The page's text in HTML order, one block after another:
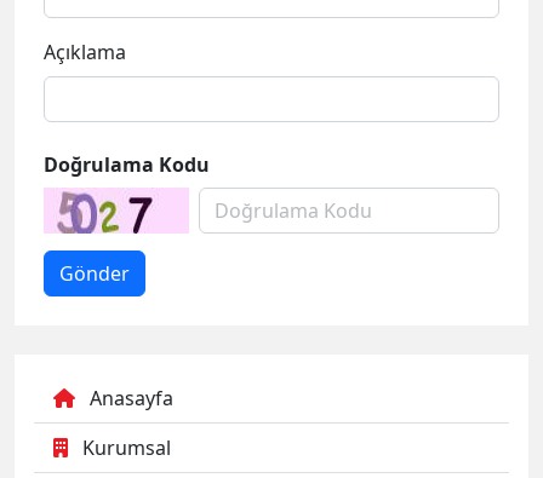
Açıklama
Doğrulama Kodu
Anasayfa
Kurumsal